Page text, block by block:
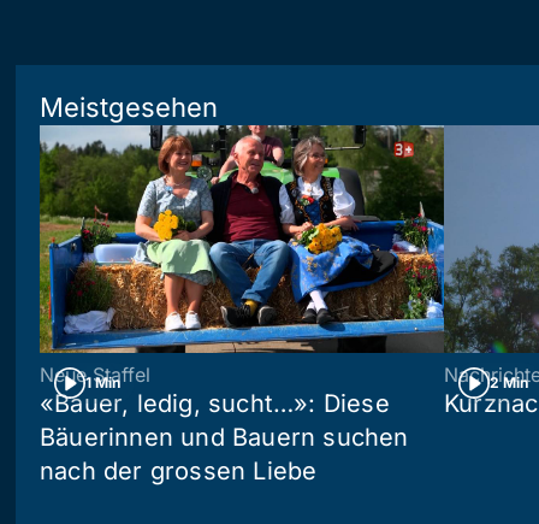
Meistgesehen
1 Min
Neue Staffel
«Bauer, ledig, sucht…»: Diese
Bäuerinnen und Bauern suchen
nach der grossen Liebe
2 Min